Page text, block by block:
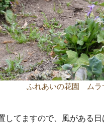
ふれあいの花園 ムラ
てますので、風がある日